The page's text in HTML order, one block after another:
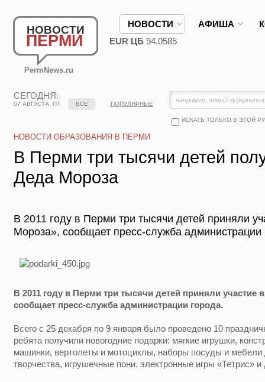
НОВОСТИ
ПЕРМИ
PermNews.ru
НОВОСТИ АФИША
EUR ЦБ 94.0585
СЕГОДНЯ:
07 АВГУСТА, ПТ
ИСКАТЬ ТОЛЬКО В ЭТОЙ
ВСЕ ПОПУЛЯРНЫЕ
НОВОСТИ ОБРАЗОВАНИЯ В ПЕРМИ
В Перми три тысячи детей
Деда Мороза
В 2011 году в Перми три тысячи детей приняли
Мороза», сообщает пресс-служба администрации
В 2011 году в Перми три тысячи детей приняли участие
сообщает пресс-служба администрации города.
Всего с 25 декабря по 9 января было проведено 10
ребята получили новогодние подарки: мягкие игрушки,
машинки, вертолеты и мотоциклы, наборы посуды и
творчества, игрушечные пони, электронные игры «Тетрис» и